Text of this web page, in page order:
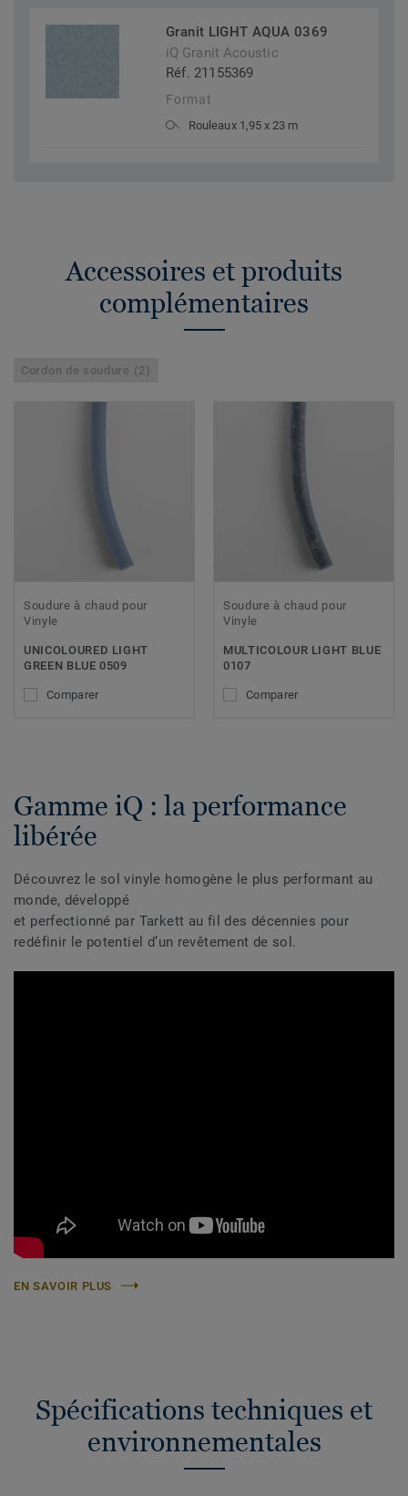
Granit LIGHT AQUA 0369
iQ Granit Acoustic
Réf. 21155369
Format
Rouleaux 1,95 x 23 m
Accessoires et produits
complémentaires
Cordon de soudure (2)
Soudure à chaud pour
Vinyle
UNICOLOURED LIGHT
GREEN BLUE 0509
Comparer
Soudure à chaud pour
Vinyle
MULTICOLOUR LIGHT BLUE
0107
Comparer
Gamme iQ : la performance
libérée
Découvrez le sol vinyle homogène le plus performant au
monde, développé
et perfectionné par Tarkett au fil des décennies pour
redéfinir le potentiel d’un revêtement de sol.
EN SAVOIR PLUS
Spécifications techniques et
environnementales